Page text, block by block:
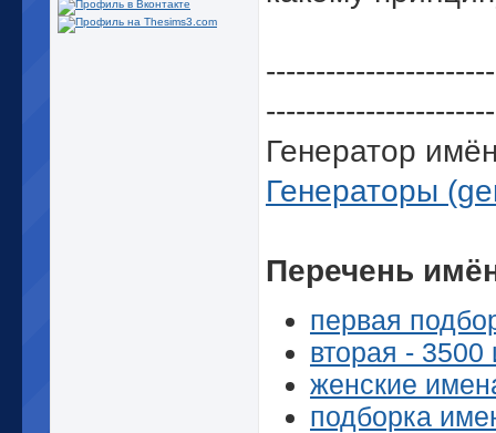
Генератор
Генераторы
Перечень
первая
вторая - 3500
женские
подборка